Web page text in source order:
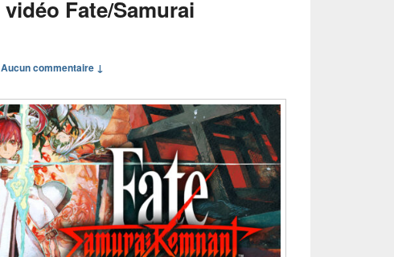
Fate/Samurai
Aucun commentaire ↓